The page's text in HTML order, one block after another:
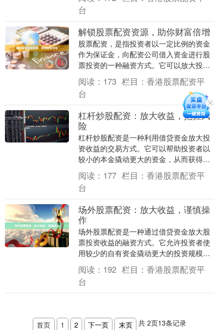
本质是借....
台
解锁股票配资资源，助你财富倍增
股票配资，是指投资者以一定比例的资金
作为保证金，向配资公司借入资金进行股
票投资的一种融资方式。它可以放大投资
者的资金规模，从而提高潜在收益。 对于
想要快速积累财....
阅读： 173 栏目： 香港股票配资平
台
杠杆炒股配资：放大收益，把握风
险
杠杆炒股配资是一种利用借贷资金放大投
资收益的交易方式。它可以帮助投资者以
较小的本金撬动更大的资金，从而获得更
高的收益。 **放大收益** 杠杆炒股配资的
最大优势....
阅读： 177 栏目： 香港股票配资平
台
场外股票配资：放大收益，谨慎操
作
场外股票配资是一种通过借贷资金放大股
票投资收益的融资方式。它允许投资者使
用较少的自有资金撬动更大的投资规模，
从而获得更高的潜在回报。 **放大收益**
场外股票....
阅读： 192 栏目： 香港股票配资平
台
首页 1 2 下一页 末页 共 2页13条记录